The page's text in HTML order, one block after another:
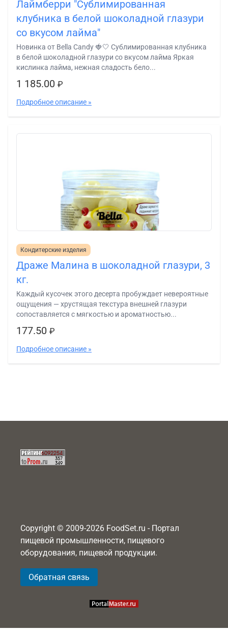
Лаймберри "Сублимированная
клубника в белой шоколадной глазури
со вкусом лайма"
Новинка от Bella Candy 🍓🤍 Сублимированная клубника
в белой шоколадной глазури со вкусом лайма Яркая
кислинка лайма, нежная сладость бело...
1 185.00 ₽
Подробное описание »
Кондитерские изделия
Драже Малина в шоколадной глазури, 3
кг.
Каждый кусочек этого десерта пробуждает невероятные
ощущения — хрустящая текстура внешней глазури
сопоставляется с мягкостью и ароматностью...
177.50 ₽
Подробное описание »
Copyright © 2009-2026 FoodSet.ru - Портал
пищевой промышленности, пищевого
оборудования, пищевой продукции.
Обратная связь